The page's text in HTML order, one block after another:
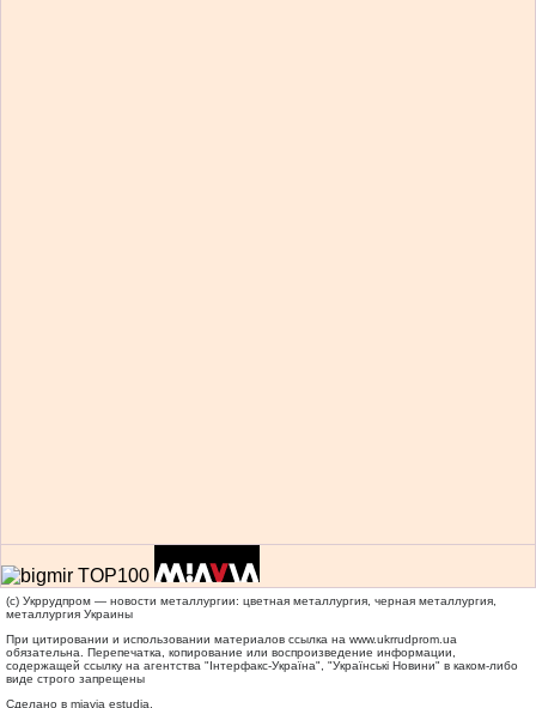
(c) Укррудпром — новости металлургии: цветная металлургия, черная металлургия,
металлургия Украины
При цитировании и использовании материалов ссылка на www.ukrrudprom.ua
обязательна. Перепечатка, копирование или воспроизведение информации,
содержащей ссылку на агентства "Iнтерфакс-Україна", "Українськi Новини" в каком-либо
виде строго запрещены
Сделано в miavia estudia.